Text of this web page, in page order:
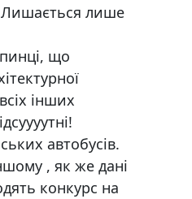
Лишається лише
що
інших
автобусів.
, як же дані
конкурс на